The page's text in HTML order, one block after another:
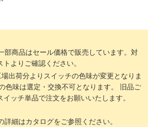
100mm）までのワイドバリエーション
ッ素系不可仕様】
を嫌う環境での使用に対応
同一
部商品はセール価格で販売しています。対
よりご確認ください。
出荷分よりスイッチの色味が変更となりま
色味は選定・交換不可となります。 旧品ご
ッチ単品で注文をお願いいたします。
詳細はカタログをご参照ください。